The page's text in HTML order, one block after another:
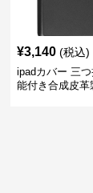
¥3,140 (税込)
ipadカバー 三
能付き合成皮革